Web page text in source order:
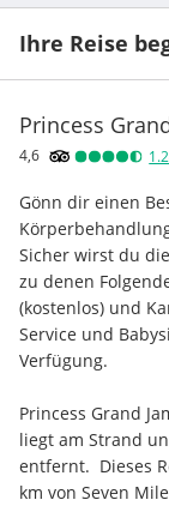
Ihre Reise
Princess
4,6
Gönn dir einen
Sicher wirst du
zu denen
(kostenlos) und
Service und
Verfügung.
Princess Grand
liegt am Strand
entfernt.  Dieses
km von Seven